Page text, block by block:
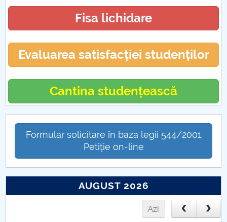
Fisa lichidare
Evaluarea satisfacției studenților
Cantina studențească
Formular solicitare în baza legii 544/2001
Petiție on-line
AUGUST 2026
Azi